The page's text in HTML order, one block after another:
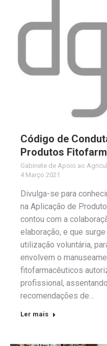
Código de
Produtos
Gabinete de Apoio ao
4 Março 2021
Divulga-se para
na Aplicação de
contou com a
elaboração, e que
utilização voluntária,
envolvem o
fitofarmacêuticos
profissional,
recomendações de…
Ler mais